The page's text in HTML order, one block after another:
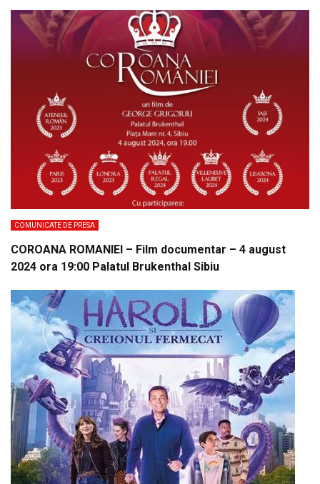
COMUNICATE DE PRESA
COROANA ROMANIEI – Film documentar – 4 august
2024 ora 19:00 Palatul Brukenthal Sibiu